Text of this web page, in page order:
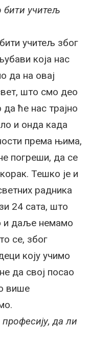
бити учитељ
учитељ због
која нас
да на овај
што смо део
ће нас трајно
и онда када
према њима,
погреши, да се
Тешко је и
радника
24 сата, што
и даље немамо
се, због
коју учимо
да свој посао
више
да ли